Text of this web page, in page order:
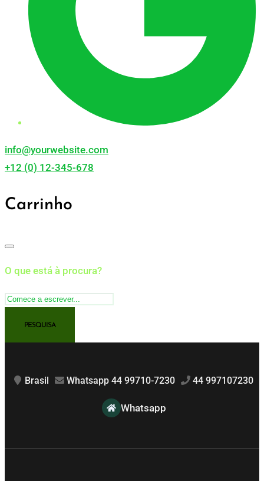
info@yourwebsite.com
+12 (0) 12-345-678
Carrinho
O que está à procura?
Brasil Whatsapp 44 99710-7230 44 997107230
Whatsapp